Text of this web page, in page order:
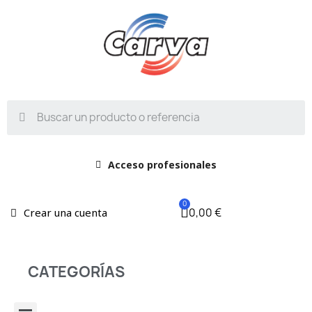
Acceso profesionales
Crear una cuenta 0,00 €
CATEGORÍAS